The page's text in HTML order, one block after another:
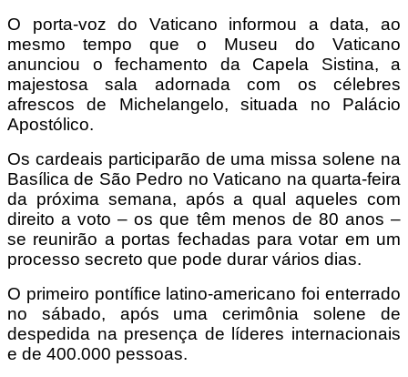
O porta-voz do Vaticano informou a data, ao
mesmo tempo que o Museu do Vaticano
anunciou o fechamento da Capela Sistina, a
majestosa sala adornada com os célebres
afrescos de Michelangelo, situada no Palácio
Apostólico.
Os cardeais participarão de uma missa solene na
Basílica de São Pedro no Vaticano na quarta-feira
da próxima semana, após a qual aqueles com
direito a voto – os que têm menos de 80 anos –
se reunirão a portas fechadas para votar em um
processo secreto que pode durar vários dias.
O primeiro pontífice latino-americano foi enterrado
no sábado, após uma cerimônia solene de
despedida na presença de líderes internacionais
e de 400.000 pessoas.